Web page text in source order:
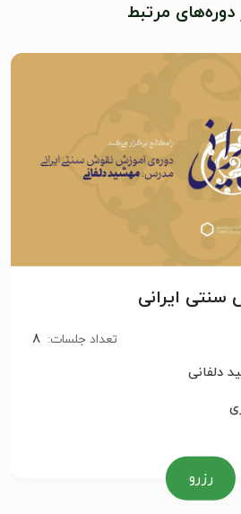
دوره‌های مرتبط
ایرانی
تعداد جلسات: 8
دلفانی
رزرو